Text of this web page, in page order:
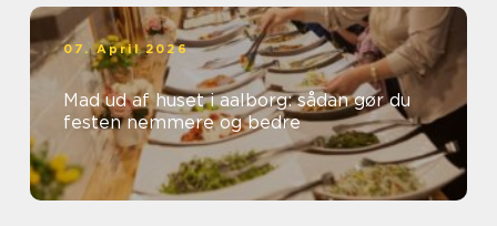
07. April 2026
Mad ud af huset i aalborg: sådan gør du
festen nemmere og bedre